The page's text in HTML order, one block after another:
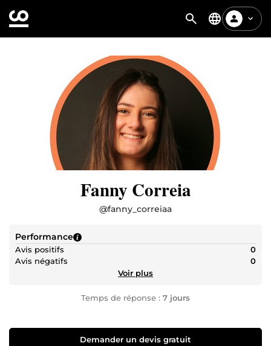
Fanny Correia
@fanny_correiaa
Performance
Avis positifs
0
Avis négatifs
0
Voir plus
Temps de réponse : 7 jours
Demander un devis gratuit